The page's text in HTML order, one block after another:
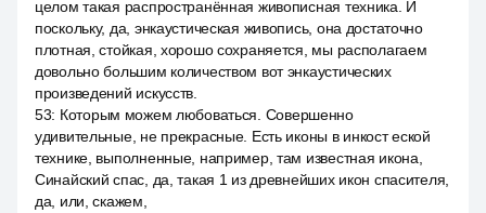
целом такая распространённая живописная техника. И
поскольку, да, энкаустическая живопись, она достаточно
плотная, стойкая, хорошо сохраняется, мы располагаем
довольно большим количеством вот энкаустических
произведений искусств.
53: Которым можем любоваться. Совершенно
удивительные, не прекрасные. Есть иконы в инкост еской
технике, выполненные, например, там известная икона,
Синайский спас, да, такая 1 из древнейших икон спасителя,
да, или, скажем,